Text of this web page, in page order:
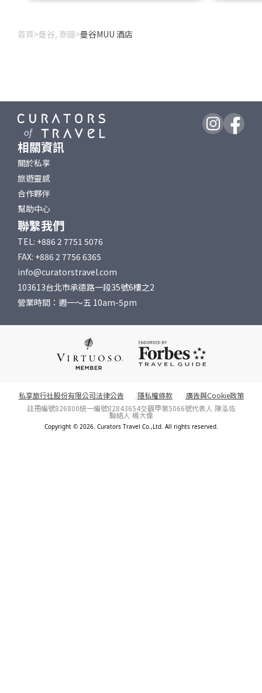
首頁>曼谷, 泰國>曼谷MUU 酒店
相關資訊
關於私享
旅遊靈感
合作夥伴
幫助中心
聯繫我們
TEL: +886 2 7751 5076
FAX: +886 2 7756 6365
info@curatorstravel.com
103613台北市承德路一段35號6樓之2
營業時間：週一～五 10am-5pm
私享旅行社股份有限公司法律公告 隱私權條款
廣告與Cookie政策
註冊編號826800統一編號82843654交觀甲第5066號代表人 陳泓佐
聯絡人 楊大偉
Copyright © 2026. Curators Travel Co.,Ltd. All rights reserved.